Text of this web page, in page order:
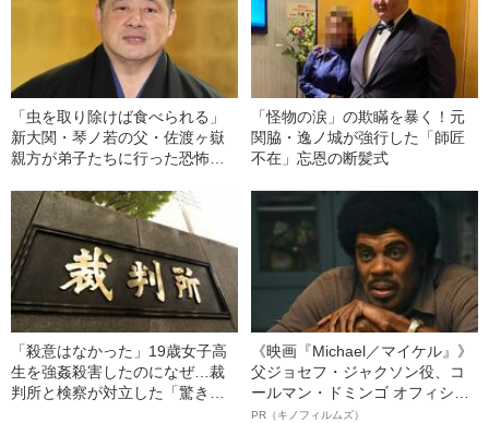
「虫を取り除けば食べられる」
新大関・琴ノ若の父・佐渡ヶ嶽
親方が弟子たちに行った恐怖の
「怪物の涙」の欺瞞を暴く！元
関脇・逸ノ城が強行した「師匠
不在」忘恩の断髪式
「殺意はなかった」19歳女子高
生を強姦殺害したのになぜ…裁
判所と検察が対立した「驚きの
《映画『Michael／マイケル』》
父ジョセフ・ジャクソン役、コ
ールマン・ドミンゴ オフィシャ
ルインタビュー“観客を魅了した
PR（キノフィルムズ）